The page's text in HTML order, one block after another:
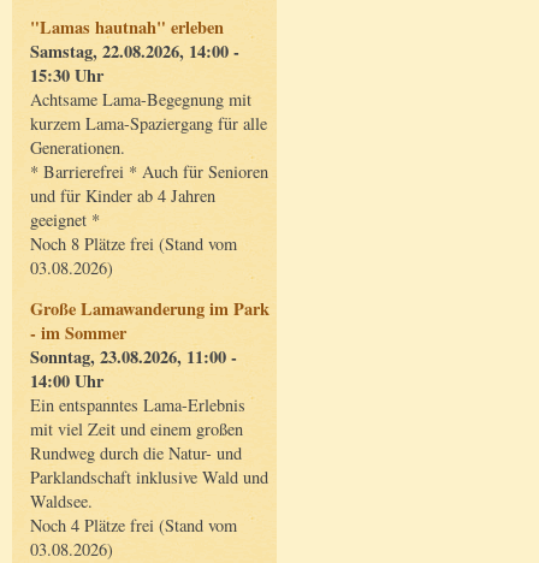
"Lamas hautnah" erleben
Samstag, 22.08.2026, 14:00 -
15:30 Uhr
Achtsame Lama-Begegnung mit
kurzem Lama-Spaziergang für alle
Generationen.
* Barrierefrei * Auch für Senioren
und für Kinder ab 4 Jahren
geeignet *
Noch 8 Plätze frei (Stand vom
03.08.2026)
Große Lamawanderung im Park
- im Sommer
Sonntag, 23.08.2026, 11:00 -
14:00 Uhr
Ein entspanntes Lama-Erlebnis
mit viel Zeit und einem großen
Rundweg durch die Natur- und
Parklandschaft inklusive Wald und
Waldsee.
Noch 4 Plätze frei (Stand vom
03.08.2026)